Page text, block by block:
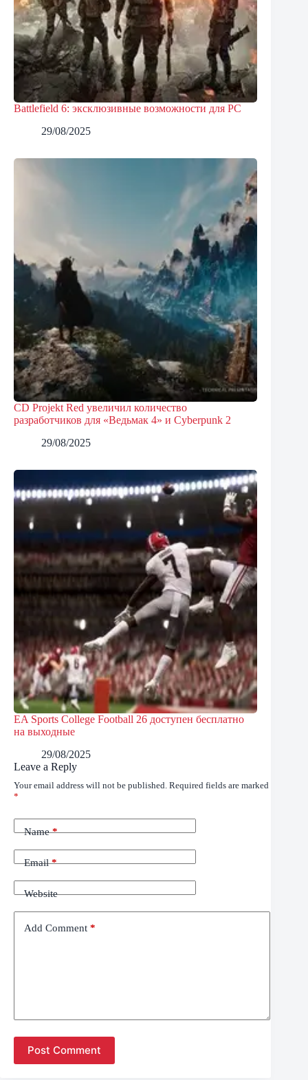
Battlefield 6: эксклюзивные возможности для PC
29/08/2025
CD Projekt Red увеличил количество
разработчиков для «Ведьмак 4» и Cyberpunk 2
29/08/2025
EA Sports College Football 26 доступен бесплатно
на выходные
29/08/2025
Leave a Reply
Your email address will not be published. Required fields are marked
*
Name*
Email*
Website
Add Comment *
Post Comment